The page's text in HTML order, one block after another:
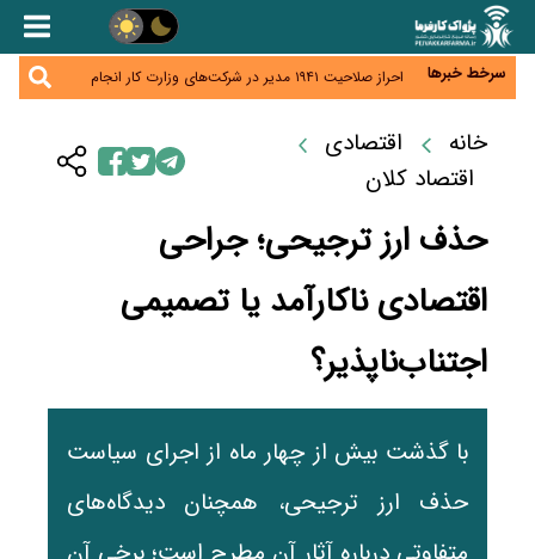
سرخط خبرها
هشدار درباره کاهش عرضه مسکن اجاره‌ای؛ دولت
رسانه تخصصی باید مطالبه‌گری، دقت و استقلال را
سرلوحه کار خود قرار دهداحراز صلاحیت ۱۹۴۱ مدیر در شرکت‌های وزارت کار انجام
نشده است؛ شایسته‌سالاری زیر فشار؟
به چه قیمتی؟
سفارش همچنان متوقف است
خانه
اقتصادی
اقتصاد کلان
حذف ارز ترجیحی؛ جراحی
اقتصادی ناکارآمد یا تصمیمی
اجتناب‌ناپذیر؟
با گذشت بیش از چهار ماه از اجرای سیاست
حذف ارز ترجیحی، همچنان دیدگاه‌های